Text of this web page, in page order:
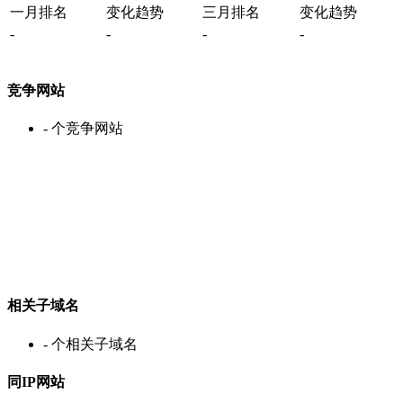
一月排名
变化趋势 三月排名
变化趋势
-
- - -
竞争网站
- 个竞争网站
相关子域名
- 个相关子域名
同IP网站